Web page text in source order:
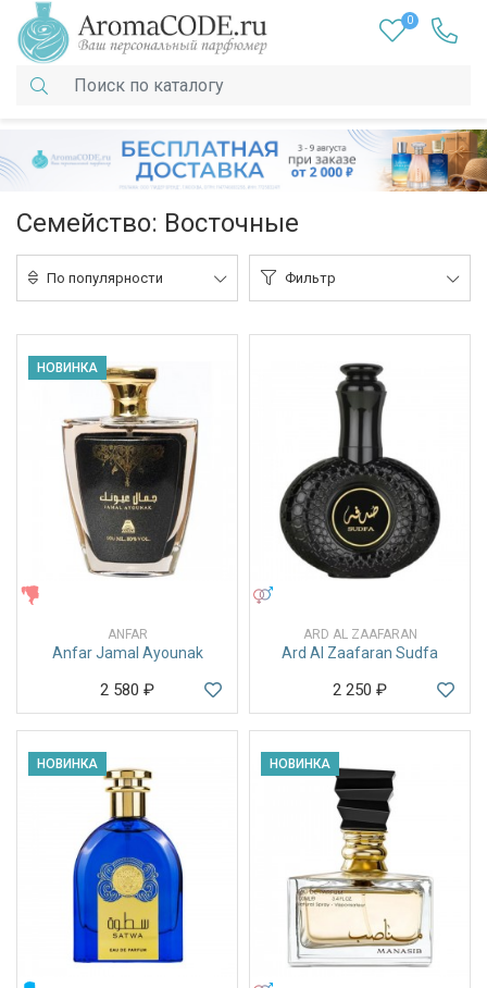
0
Семейство: Восточные
По популярности Фильтр
НОВИНКА
ANFAR
Anfar Jamal Ayounak
2 580 ₽
ARD AL ZAAFARAN
Ard Al Zaafaran Sudfa
2 250 ₽
НОВИНКА НОВИНКА